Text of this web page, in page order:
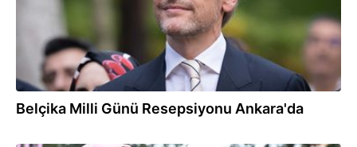
Belçika Milli Günü Resepsiyonu Ankara'da